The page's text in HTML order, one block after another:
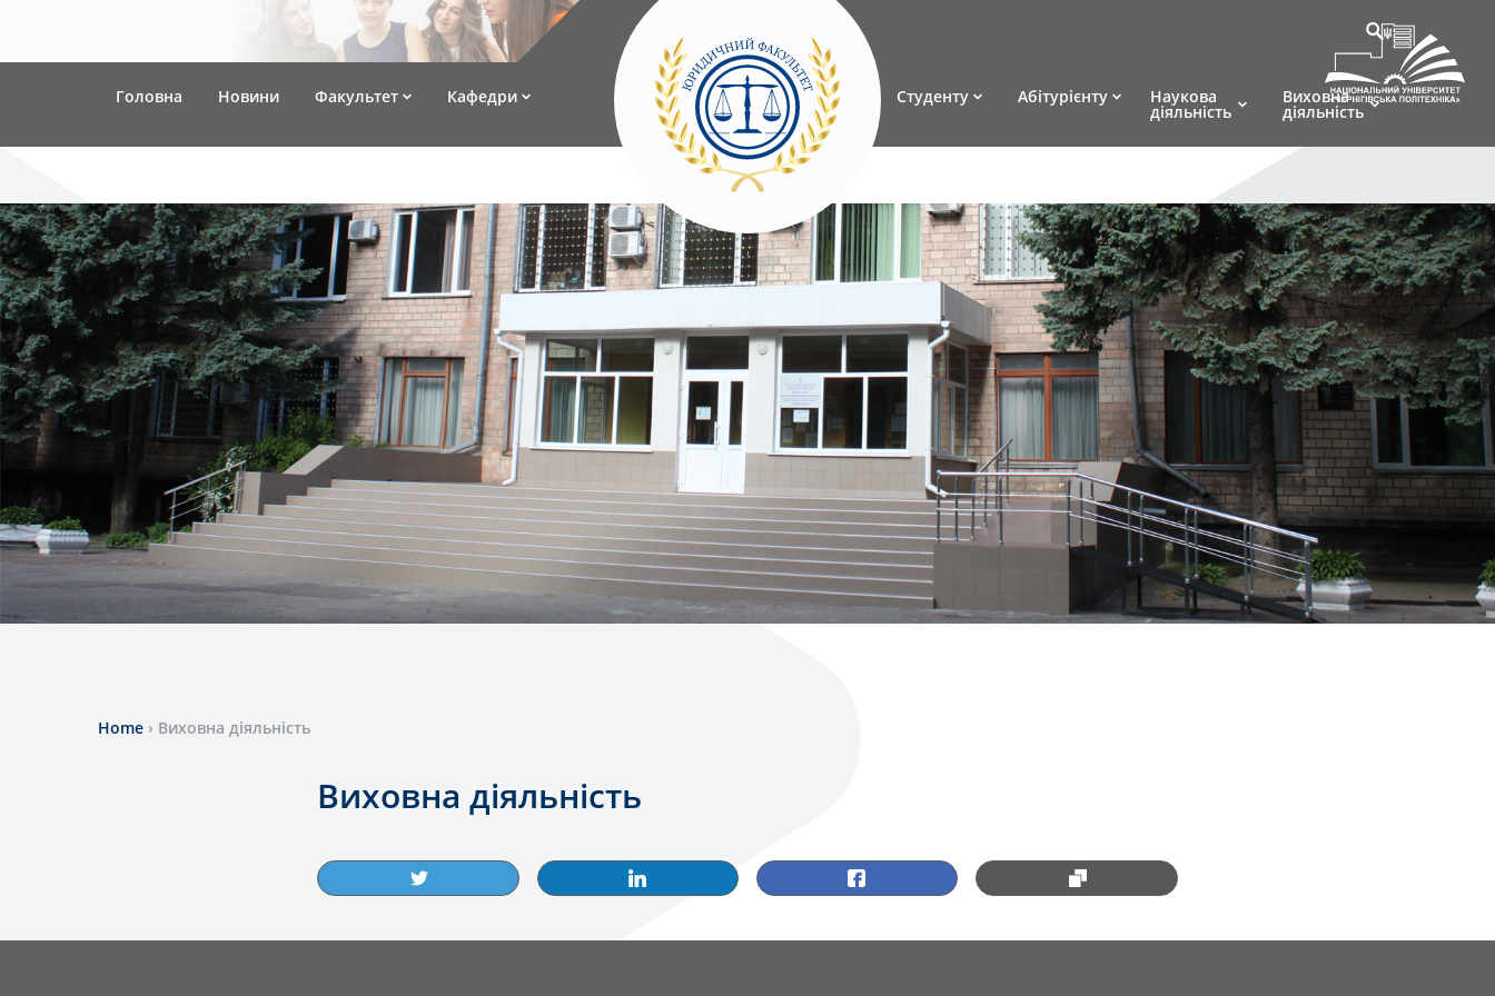
Головна Новини Факультет Кафедри Студенту Абітурієнту Наукова
діяльність
Виховна
діяльність
Home › Виховна діяльність
Виховна діяльність